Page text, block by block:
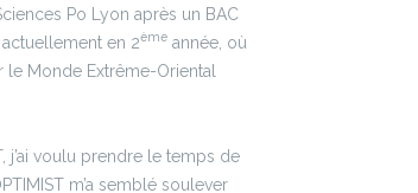
Po Lyon après un BAC
en 2èmeannée, où
le Monde Extrême-Oriental
j’ai voulu prendre le temps de
m’a semblé soulever